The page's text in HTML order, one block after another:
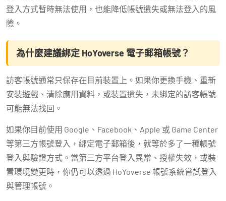
登入方式暫時無法使用，也能降低帳號遺失或無法登入的風
險。
為什麼建議綁定 HoYoverse 電子郵箱帳號？
訪客帳號通常只保存在目前裝置上。如果你更換手機、重新
安裝遊戲、清除應用資料，或裝置遺失，未綁定的訪客帳號
可能無法找回。
如果你目前使用 Google、Facebook、Apple 或 Game Center
等第三方帳號登入，綁定電子郵箱後，就等於多了一種帳號
登入與驗證方式。當第三方平台登入異常、授權失效，或裝
置環境變更時，你仍可以透過 HoYoverse 帳號系統嘗試登入
與管理帳號。